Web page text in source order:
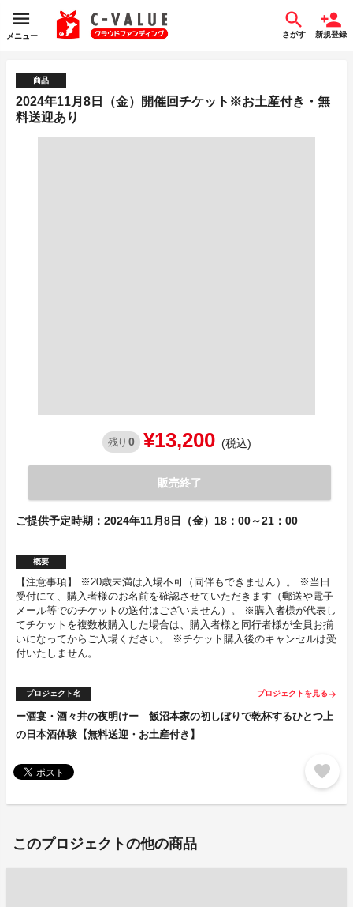
メニュー さがす 新規登録
商品
2024年11月8日（金）開催回チケット※お土産付き・無
料送迎あり
残り 0 ¥13,200 (税込)
販売終了
ご提供予定時期：2024年11月8日（金）18：00～21：00
概要
【注意事項】 ※20歳未満は入場不可（同伴もできません）。 ※当日
受付にて、購入者様のお名前を確認させていただきます（郵送や電子
メール等でのチケットの送付はございません）。 ※購入者様が代表し
てチケットを複数枚購入した場合は、購入者様と同行者様が全員お揃
いになってからご入場ください。 ※チケット購入後のキャンセルは受
付いたしません。
プロジェクト名 プロジェクトを見る arrow_forward
ー酒宴・酒々井の夜明けー 飯沼本家の初しぼりで乾杯するひとつ上
の日本酒体験【無料送迎・お土産付き】
favorite
このプロジェクトの他の商品